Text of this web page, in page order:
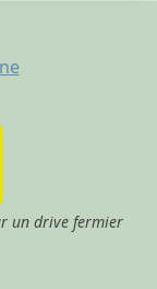
un drive fermier